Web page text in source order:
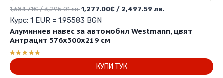
Алуминиев навес за автомобил Westmann, цвят
Антрацит 576х300х219 см
Оценено с
5.00
от 5
1,684.71€/ 3,295.01 лв. Original
price
was:
1,684.71€
3,295.01 лв..
1,277.00€ / 2,497.59 лв.Текущата
е:
2,497.59 лв..
Курс: 1 EUR = 1.95583 BGN
КУПИ ТУК